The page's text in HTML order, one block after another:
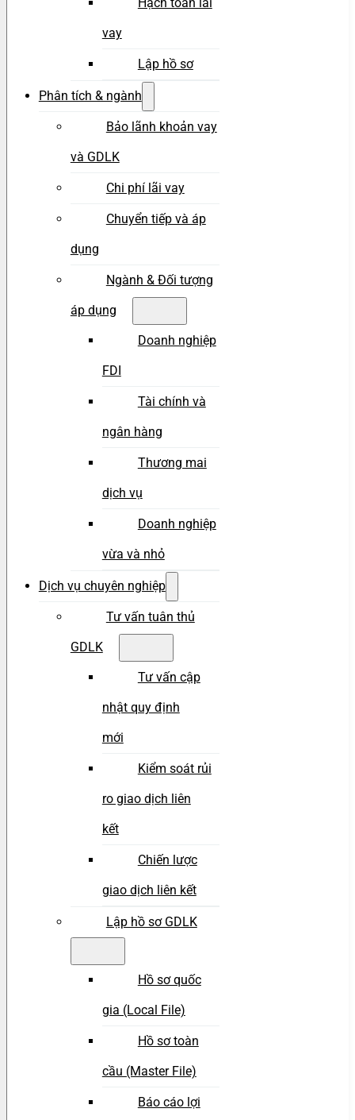
vay
Lập hồ sơ
Phân tích & ngành
Bảo lãnh khoản vay
và GDLK
Chi phí lãi vay
Chuyển tiếp và áp
dụng
Ngành & Đối tượng
áp dụng
Doanh nghiệp
FDI
Tài chính và
ngân hàng
Thương mai
dịch vụ
Doanh nghiệp
vừa và nhỏ
Dịch vụ chuyên nghiệp
Tư vấn tuân thủ
GDLK
Tư vấn cập
nhật quy định
mới
Kiểm soát rủi
ro giao dịch liên
kết
Chiến lược
giao dịch liên kết
Lập hồ sơ GDLK
Hồ sơ quốc
gia (Local File)
Hồ sơ toàn
cầu (Master File)
Báo cáo lợi